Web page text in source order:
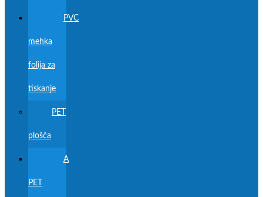
PVC
mehka
folija za
tiskanje
PET
plošča
A
PET